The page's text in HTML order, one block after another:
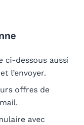
ci-dessous aussi
l’envoyer.
offres de
avec